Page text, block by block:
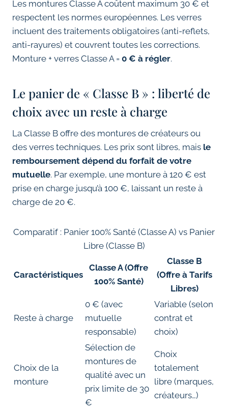
Les montures Classe A coûtent maximum 30 € et
respectent les normes européennes. Les verres
incluent des traitements obligatoires (anti-reflets,
anti-rayures) et couvrent toutes les corrections.
Monture + verres Classe A = 0 € à régler.
Le panier de « Classe B » : liberté de
choix avec un reste à charge
La Classe B offre des montures de créateurs ou
des verres techniques. Les prix sont libres, mais le
remboursement dépend du forfait de votre
mutuelle. Par exemple, une monture à 120 € est
prise en charge jusqu’à 100 €, laissant un reste à
charge de 20 €.
Comparatif : Panier 100% Santé (Classe A) vs Panier
Libre (Classe B)
Caractéristiques
Classe A (Offre
100% Santé)
Classe B
(Offre à Tarifs
Libres)
Reste à charge
0 € (avec
mutuelle
responsable)
Variable (selon
contrat et
choix)
Choix de la
monture
Sélection de
montures de
qualité avec un
prix limite de 30
€
Choix
totalement
libre (marques,
créateurs…)